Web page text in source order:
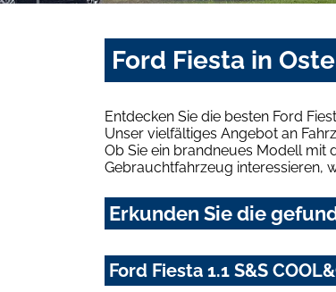
Ford Fiesta in
Entdecken Sie die besten Ford
Unser vielfältiges Angebot an
Ob Sie ein brandneues Modell mit
Gebrauchtfahrzeug interessieren,
Erkunden Sie die
Ford Fiesta 1.1 S&S